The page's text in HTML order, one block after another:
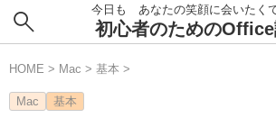
今日も あなたの笑顔に会いたく
初心者のための
HOME > Mac > 基本 >
Mac 基本